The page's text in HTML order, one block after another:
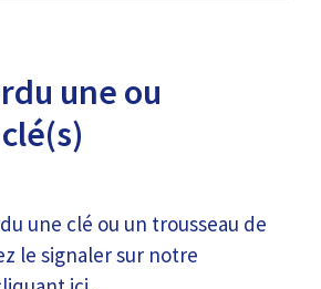
une ou
une clé ou un trousseau de
le signaler sur notre